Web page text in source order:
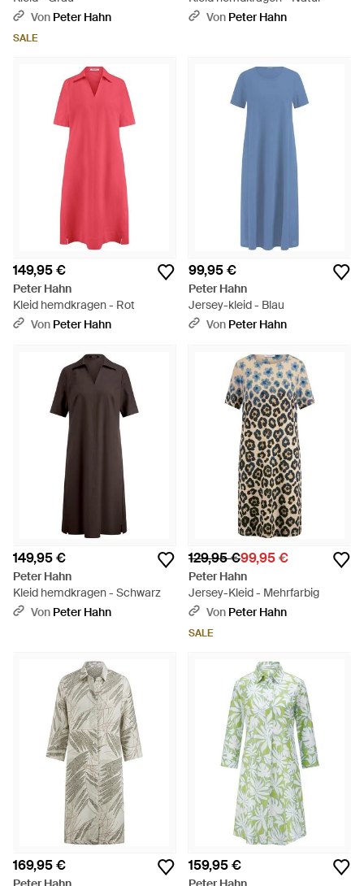
Von Peter Hahn
SALE
Von Peter Hahn
149,95 €
Peter Hahn
Kleid hemdkragen - Rot
Von Peter Hahn
99,95 €
Peter Hahn
Jersey-kleid - Blau
Von Peter Hahn
149,95 €
Peter Hahn
Kleid hemdkragen - Schwarz
Von Peter Hahn
129,95 €99,95 €
Peter Hahn
Jersey-Kleid - Mehrfarbig
Von Peter Hahn
SALE
169,95 € 159,95 €